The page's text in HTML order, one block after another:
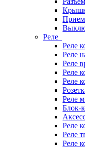
Реле
Реле
Реле
Реле
Реле
Реле
Реле
Блок-
Реле
Реле
Реле